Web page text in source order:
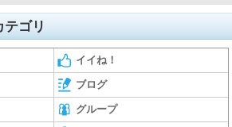
ゴリ
イイね！
ブログ
グループ